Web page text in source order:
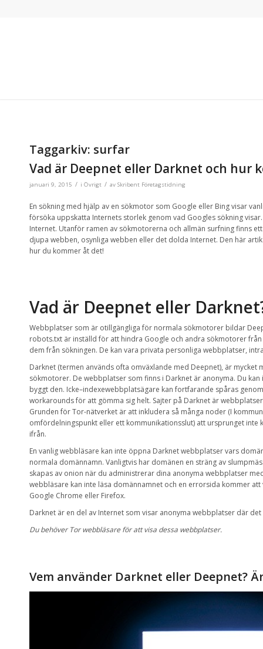
Taggarkiv: surfar
Vad är Deepnet eller Darknet och hur
januari 9, 2015 / i Övrigt / av Skribent Företagstidning
En sökning med hjälp av en sökmotor som Google eller Bingvisar
försöka uppskatta Internets storlek genom vad Googles sökning
Internet. Utanför ramen av sökmotorerna och allmän surfning finns
djupa webben, osynliga webben eller det dolda Internet. Den här
hur du kommer åt det!
Vad är Deepnet eller Darknet
Webbplatser som är otillgängligaför normala sökmotorer bildar
robots.txt är inställd för att hindra Google och andra sökmotorer
dem från sökningen. De kan vara privata personliga webbplatser,
Darknet (termen används ofta omväxlande med Deepnet), är mycket
sökmotorer. De webbplatser som finns i Darknet är anonyma. Du
byggt den. Icke–indexewebbplatsägare kan fortfarande spåras
workarounds för att gömma sig helt. Sajter på Darknet ärwebbplatser
Grunden förTor-nätverket är att inkludera så många noder (I
omfördelningspunkt eller ett kommunikationsslut) att ursprunget inte
ifrån.
En vanligwebbläsare kan inte öppna Darknetwebbplatser vars
normala domännamn. Vanligtvis har domänen en sträng av
skapas av onion när du administrerar dina anonyma webbplatser
webbläsare kan inte läsa domännamnet och en errorsida kommer
Google Chrome eller Firefox.
Darknet är en del av Internet som visar anonyma webbplatser där
Du behöver Tor webbläsare för att visa dessa webbplatser.
Vem använder Darknet eller Deepnet?